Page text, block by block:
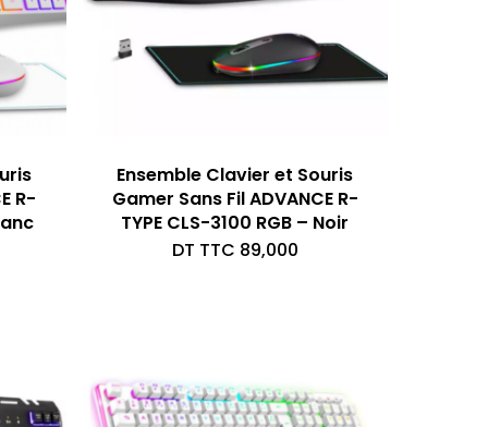
R-
Ensemble Clavier et Souris
Gamer Sans Fil ADVANCE R-
TYPE CLS-3100 RGB – Noir
DT TTC 89,000